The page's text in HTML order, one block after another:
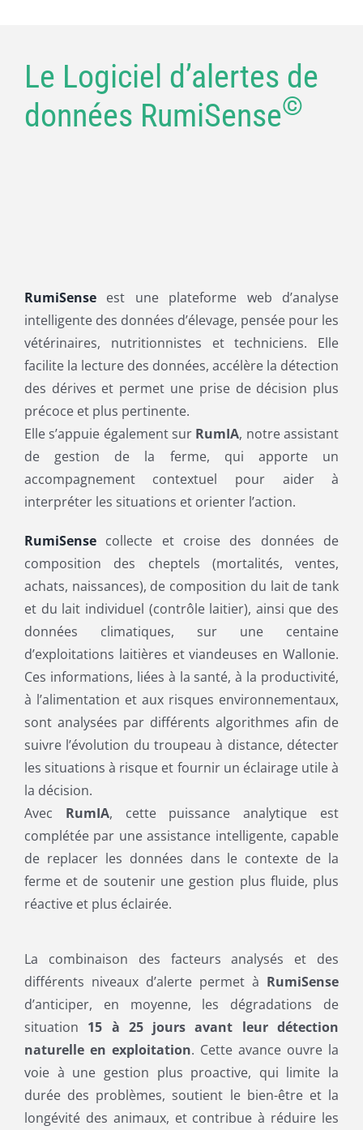
Le Logiciel d’alertes de
données RumiSense©
RumiSenseest une plateforme web d’analyse
intelligente des données d’élevage, pensée pour les
vétérinaires, nutritionnistes et techniciens. Elle
facilite la lecture des données, accélère la détection
des dérives et permet une prise de décision plus
précoce et plus pertinente.
Elle s’appuie également sur RumIA, notre assistant
de gestion de la ferme, qui apporte un
accompagnement contextuel pour aider à
interpréter les situations et orienter l’action.
RumiSensecollecte et croise des données de
composition des cheptels (mortalités, ventes,
achats, naissances), de composition du lait de tank
et du lait individuel (contrôle laitier), ainsi que des
données climatiques, sur une centaine
d’exploitations laitières et viandeuses en Wallonie.
Ces informations, liées à la santé, à la productivité,
à l’alimentation et aux risques environnementaux,
sont analysées par différents algorithmes afin de
suivre l’évolution du troupeau à distance, détecter
les situations à risque et fournir un éclairage utile à
la décision.
Avec RumIA, cette puissance analytique est
complétée par une assistance intelligente, capable
de replacer les données dans le contexte de la
ferme et de soutenir une gestion plus fluide, plus
réactive et plus éclairée.
La combinaison des facteurs analysés et des
différents niveaux d’alerte permet à RumiSense
d’anticiper, en moyenne, les dégradations de
situation 15 à 25 jours avant leur détection
naturelle en exploitation. Cette avance ouvre la
voie à une gestion plus proactive, qui limite la
durée des problèmes, soutient le bien-être et la
longévité des animaux, et contribue à réduire les